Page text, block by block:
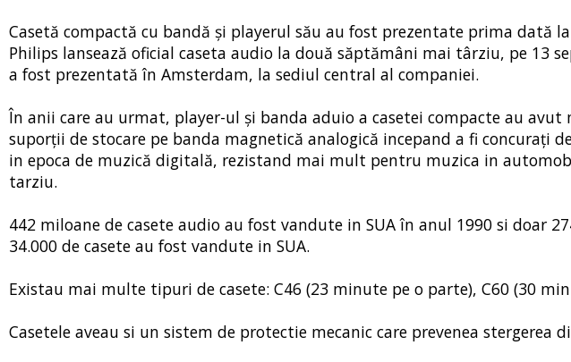
Casetă compactă cu bandă și playerul său au fost prezentate prima dată
Philips lansează oficial caseta audio la două săptămâni mai târziu, pe 13
a fost prezentată în Amsterdam, la sediul central al companiei.
În anii care au urmat, player-ul și banda aduio a casetei compacte au
suporții de stocare pe banda magnetică analogică incepand a fi concurați
in epoca de muzică digitală, rezistand mai mult pentru muzica in
tarziu.
442 miloane de casete audio au fost vandute in SUA în anul 1990 si doar
34.000 de casete au fost vandute in SUA.
Existau mai multe tipuri de casete: C46 (23 minute pe o parte), C60 (30
Casetele aveau si un sistem de protectie mecanic care prevenea stergerea